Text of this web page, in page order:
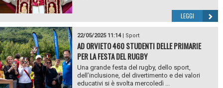
LEGGI
22/05/2025 11:14| Sport
AD ORVIETO 460 STUDENTI DELLE PRIMARIE
PER LA FESTA DEL RUGBY
Una grande festa del rugby, dello sport,
dell’inclusione, del divertimento e dei valori
educativi si è svolta mercoledì ...